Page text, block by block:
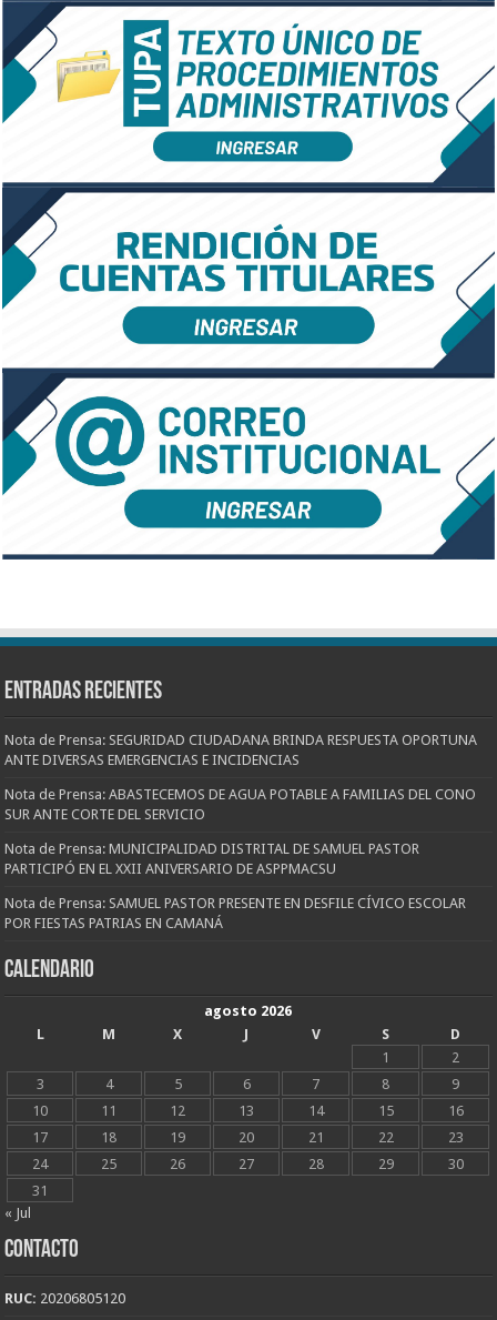
Entradas recientes
Nota de Prensa: SEGURIDAD CIUDADANA BRINDA RESPUESTA OPORTUNA
ANTE DIVERSAS EMERGENCIAS E INCIDENCIAS
Nota de Prensa: ABASTECEMOS DE AGUA POTABLE A FAMILIAS DEL CONO
SUR ANTE CORTE DEL SERVICIO
Nota de Prensa: MUNICIPALIDAD DISTRITAL DE SAMUEL PASTOR
PARTICIPÓ EN EL XXII ANIVERSARIO DE ASPPMACSU
Nota de Prensa: SAMUEL PASTOR PRESENTE EN DESFILE CÍVICO ESCOLAR
POR FIESTAS PATRIAS EN CAMANÁ
CALENDARIO
agosto 2026
L
M X J V S
D
1
2
3
4 5 6 7 8
9
10
11 12 13 14 15
16
17
18 19 20 21 22
23
24
25 26 27 28 29
30
31
« Jul
CONTACTO
RUC: 20206805120